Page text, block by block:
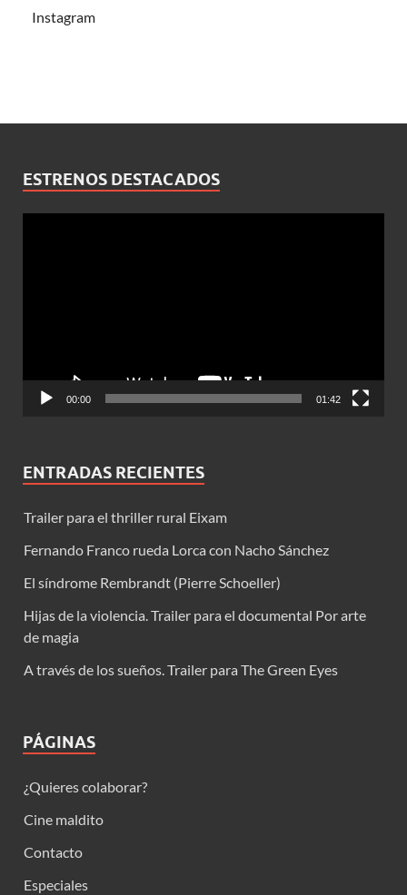
Instagram
ESTRENOS DESTACADOS
00:00 01:42
ENTRADAS RECIENTES
Trailer para el thriller rural Eixam
Fernando Franco rueda Lorca con Nacho Sánchez
El síndrome Rembrandt (Pierre Schoeller)
Hijas de la violencia. Trailer para el documental Por arte
de magia
A través de los sueños. Trailer para The Green Eyes
PÁGINAS
¿Quieres colaborar?
Cine maldito
Contacto
Especiales